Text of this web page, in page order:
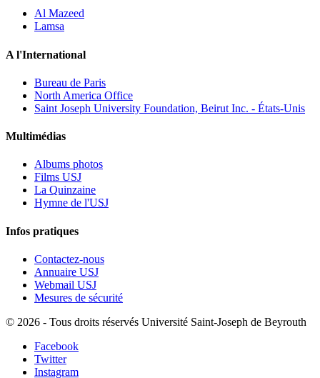
Al Mazeed
Lamsa
A l'International
Bureau de Paris
North America Office
Saint Joseph University Foundation, Beirut Inc. - États-Unis
Multimédias
Albums photos
Films USJ
La Quinzaine
Hymne de l'USJ
Infos pratiques
Contactez-nous
Annuaire USJ
Webmail USJ
Mesures de sécurité
© 2026 - Tous droits réservés Université Saint-Joseph de Beyrouth
Facebook
Twitter
Instagram